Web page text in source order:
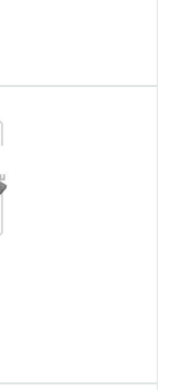
слоевых топках
Чтобы поддерживать в
угля или брикетов, из